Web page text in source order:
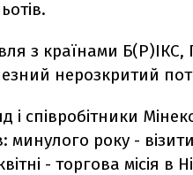
з країнами Б(Р)ІКС,
нерозкритий
і співробітники
минулого року -
- торгова місія в